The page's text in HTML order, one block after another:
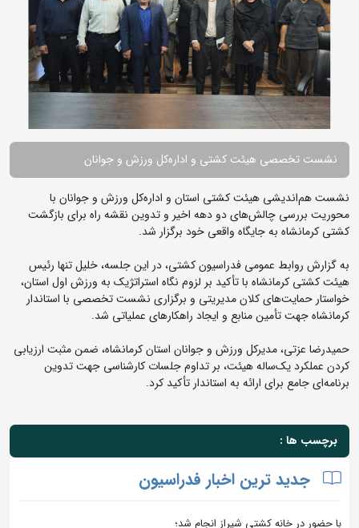
نشست تخصصی هیئت کشتی و اداره‌کل ورزش و جوانان
نشست هم‌اندیشی هیئت کشتی استان و اداره‌کل ورزش و جوانان با
محوریت بررسی چالش‌های دو دهه اخیر و تدوین نقشه راه برای بازگشت
کشتی کرمانشاه به جایگاه واقعی خود برگزار شد.
به گزارش روابط عمومی فدراسیون کشتی، در این جلسه، خلیل تنها رئیس
هیئت کشتی کرمانشاه با تأکید بر لزوم نگاه استراتژیک به ورزش اول استان،
خواستار حمایت‌های کلان مدیریتی و برگزاری نشست تخصصی با استاندار
کرمانشاه جهت تأمین منابع و ایجاد راهکارهای عملیاتی شد.
حمیدرضا عزتی، مدیرکل ورزش و جوانان استان کرمانشاه، ضمن مثبت ارزیابی
کردن عملکرد یک‌ساله هیئت، بر تداوم جلسات کارشناسی جهت تدوین
برنامه‌ای جامع برای ارائه به استاندار تأکید کرد.
برچسب ها :
جدید ترین اخبار فدراسیون
با حضور در خانه کشتی شیراز انجام شد؛